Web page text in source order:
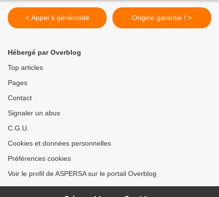
< Appel à générosité Origine garantie ! >
Hébergé par Overblog
Top articles
Pages
Contact
Signaler un abus
C.G.U.
Cookies et données personnelles
Préférences cookies
Voir le profil de ASPERSA sur le portail Overblog